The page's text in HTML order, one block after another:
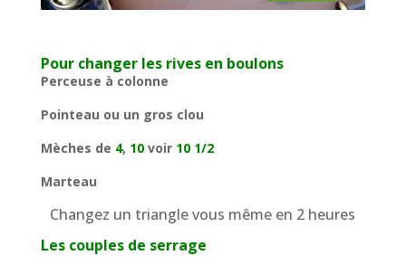
Pour changer les rives en boulons
Perceuse à colonne
Pointeau ou un gros clou
Mèches de 4, 10voir 10 1/2
Marteau
Changez un triangle vous même en 2 heures
Les couples de serrage